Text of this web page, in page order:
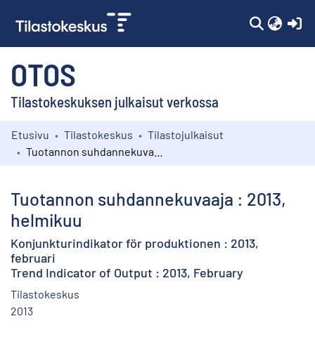
OTOS
Tilastokeskuksen julkaisut verkossa
Kokoelmat
Etusivu Tilastokeskus
Tilastojulkaisut
Tuotannon suhdannekuvaaja : 2013,
helmikuu
Konjunkturindikator för produktionen : 2013,
februari
Trend Indicator of Output : 2013, February
Tilastokeskus
2013